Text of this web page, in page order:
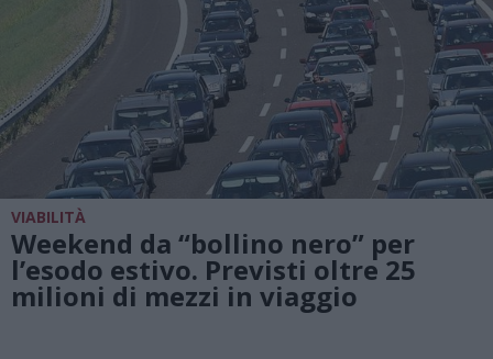
VIABILITÀ
Weekend da “bollino nero” per
l’esodo estivo. Previsti oltre 25
milioni di mezzi in viaggio